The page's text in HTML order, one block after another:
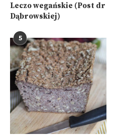
Leczo wegańskie (Post dr
Dąbrowskiej)
5